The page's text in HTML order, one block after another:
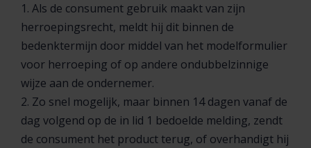
1. Als de consument gebruik maakt van zijn
herroepingsrecht, meldt hij dit binnen de
bedenktermijn door middel van het modelformulier
voor herroeping of op andere ondubbelzinnige
wijze aan de ondernemer.
2. Zo snel mogelijk, maar binnen 14 dagen vanaf de
dag volgend op de in lid 1 bedoelde melding, zendt
de consument het product terug, of overhandigt hij